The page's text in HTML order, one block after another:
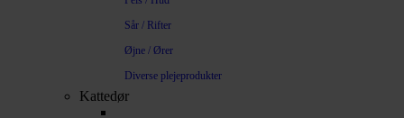
Sår / Rifter
Øjne / Ører
Diverse plejeprodukter
Kattedør